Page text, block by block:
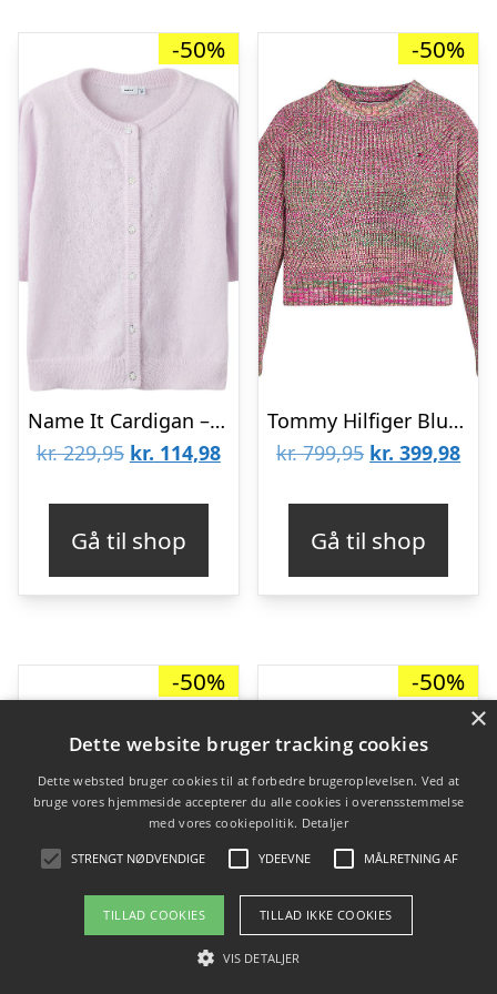
-50%
Name It Cardigan – Strik – NbfNabeth – Lavender Fog
kr.229,95 Den
var:
kr. 229,95.
kr. 114,98Den
kr. 114,98.
Gå til shop
-50%
Tommy Hilfiger Bluse – Strik – Chunky Melange – Beige/Multi
kr.799,95 Den
var:
kr. 799,95.
kr. 399,98Den
kr.
Gå til shop
-50% -50%
×
Dette website bruger tracking cookies
Dette websted bruger cookies til at forbedre brugeroplevelsen. Ved at
bruge vores hjemmeside accepterer du alle cookies i overensstemmelse
med vores cookiepolitik. Detaljer
STRENGT NØDVENDIGE YDEEVNE MÅLRETNING AF
TILLAD COOKIES TILLAD IKKE COOKIES
VIS DETALJER